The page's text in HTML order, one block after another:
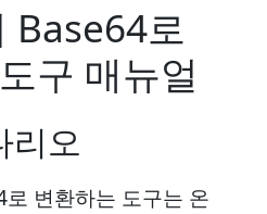
Base64로
구 매뉴얼
리오
변환하는 도구는 온